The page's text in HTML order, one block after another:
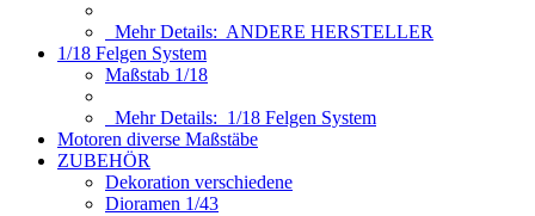
Mehr Details: ANDERE HERSTELLER
1/18 Felgen System
Maßstab 1/18
Mehr Details: 1/18 Felgen System
Motoren diverse Maßstäbe
ZUBEHÖR
Dekoration verschiedene
Dioramen 1/43